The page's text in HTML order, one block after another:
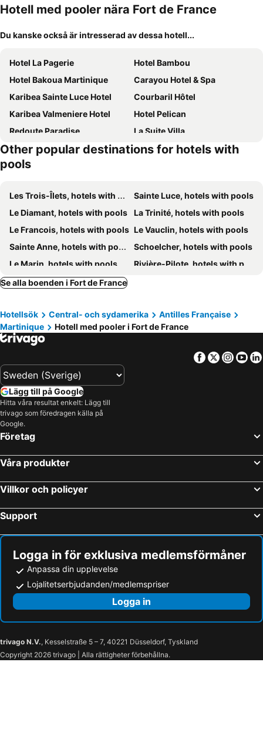
Hotell med pooler nära Fort de France
Du kanske också är intresserad av dessa hotell...
Hotel La Pagerie
Hotel Bambou
Hotel Bakoua Martinique
Carayou Hotel & Spa
Karibea Sainte Luce Hotel
Courbaril Hôtel
Karibea Valmeniere Hotel
Hotel Pelican
Redoute Paradise
La Suite Villa
Hotel Bambou
Corail Residence
Diamant les bains - Résidence Hôtelière
Imperatrice Village - Résidence sur la plage
Domaine de la Palmeraie
Apolline Martinique
Hotel La Bateliere
Boutique-Hôtel Culture Créole
Karibea Résidence Camelia
L'Oliveraie
Other popular destinations for hotels with
pools
Les Trois-Îlets, hotels with pools
Sainte Luce, hotels with pools
Le Diamant, hotels with pools
La Trinité, hotels with pools
Le Francois, hotels with pools Le Vauclin, hotels with pools
Sainte Anne, hotels with pools
Schoelcher, hotels with pools
Le Marin, hotels with pools
Rivière-Pilote, hotels with pools
Sainte Marie, hotels with pools
Saint-Joseph, hotels with pools
Saint Pierre, hotels with pools
Gros Morne, hotels with pools
Ducos, hotels with pools
Rivière-Salée, hotels with pools
Le Robert, hotels with pools
Belle Fontaine, hotels with pools
Case Pilote, hotels with pools
Saint-Esprit, hotels with pools
Le Lorrain, hotels with pools
Basse Pointe, hotels with pools
Se alla boenden i Fort de France
Hotellsök Central- och sydamerika
Antilles Française
Martinique
Hotell med pooler i Fort de France
Facebook
Twitter
Lägg till på Google
Hitta våra resultat enkelt: Lägg till
trivago som föredragen källa på
Google.
Företag
Våra produkter
Villkor och policyer
Support
Logga in för exklusiva medlemsförmåner
Anpassa din upplevelse
Lojalitetserbjudanden/medlemspriser
Logga in
trivago N.V., Kesselstraße 5 – 7, 40221 Düsseldorf, Tyskland
Copyright 2026 trivago | Alla rättigheter förbehållna.